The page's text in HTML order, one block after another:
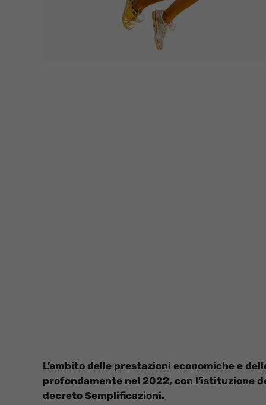
L’ambito delle prestazioni economiche e
profondamente nel 2022, con l’istituzione
decreto Semplificazioni.